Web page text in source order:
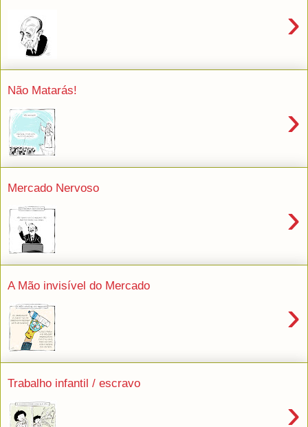
›
Não Matarás!
›
Mercado Nervoso
›
A Mão invisível do Mercado
›
Trabalho infantil / escravo
›